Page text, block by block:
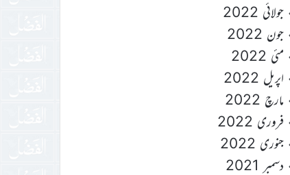
جولائی 2022
جون 2022
مئی 2022
اپریل 2022
مارچ 2022
فروری 2022
جنوری 2022
دسمبر 2021